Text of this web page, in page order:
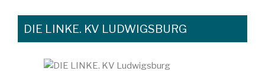
DIE LINKE. KV LUDWIGSBURG